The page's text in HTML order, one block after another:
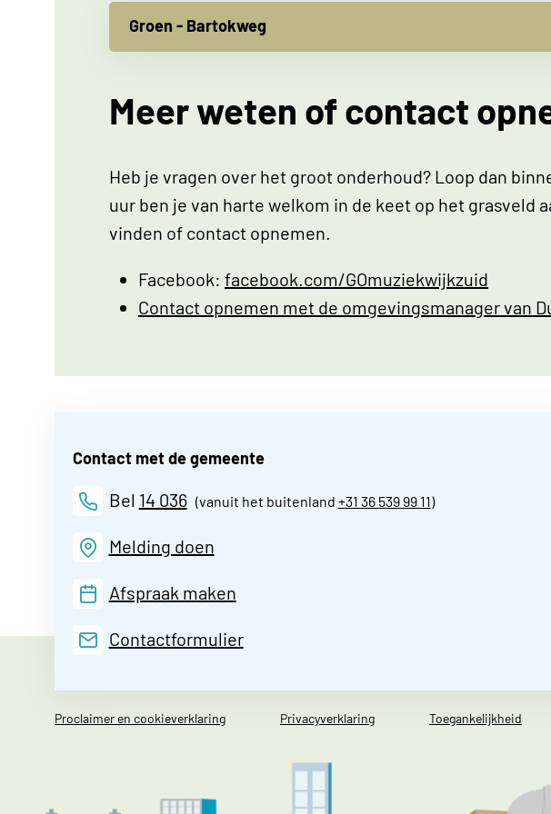
Groen - Bartokweg
Meer weten of contact
Heb je vragen over het groot onderhoud? Loop dan
uur ben je van harte welkom in de keet op het grasveld
vinden of contact opnemen.
Facebook: facebook.com/GOmuziekwijkzuid
Contact opnemen met de omgevingsmanager van
Contact met de gemeente
Bel 14 036(vanuit het buitenland +31 36 539 99 11)
Melding doen
Afspraak maken
Contactformulier
Proclaimer en cookieverklaring Privacyverklaring Toegankelijkheid